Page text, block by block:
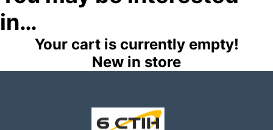
in…
Your cart is currently empty!
New in store